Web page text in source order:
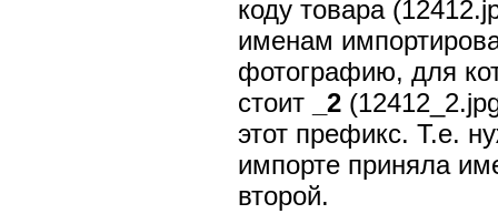
коду товара
именам
фотографию, для
стоит
_2
этот префикс. Т.е.
импорте приняла
второй.